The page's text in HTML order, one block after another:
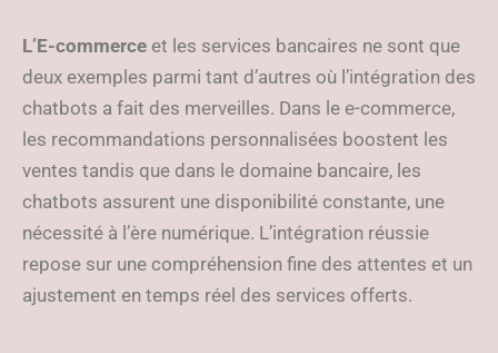
L’E-commerce et les services bancaires ne sont que
deux exemples parmi tant d’autres où l’intégration des
chatbots a fait des merveilles. Dans le e-commerce,
les recommandations personnalisées boostent les
ventes tandis que dans le domaine bancaire, les
chatbots assurent une disponibilité constante, une
nécessité à l’ère numérique. L’intégration réussie
repose sur une compréhension fine des attentes et un
ajustement en temps réel des services offerts.